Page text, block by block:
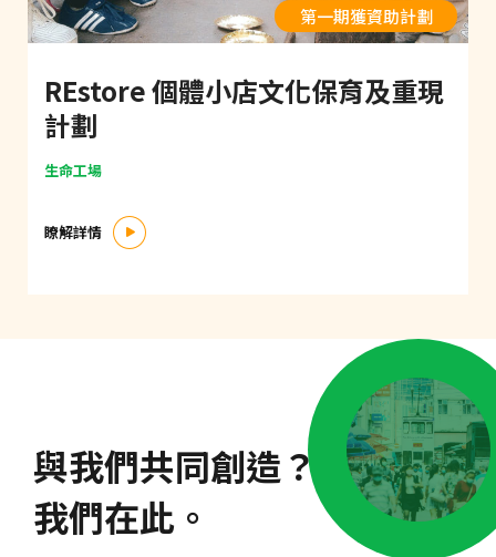
第一期獲資助計劃
REstore 個體小店文化保育及重現
計劃
生命工場
瞭解詳情
與我們共同創造？
我們在此。